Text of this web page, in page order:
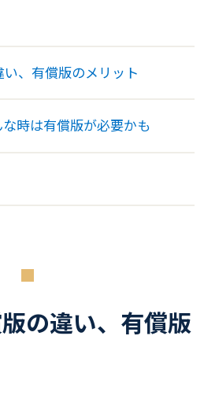
、有償版のメリット
時は有償版が必要かも
の違い、有償版